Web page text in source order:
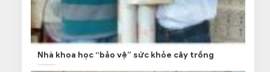
Nhà khoa học “bảo vệ” sức khỏe cây trồng